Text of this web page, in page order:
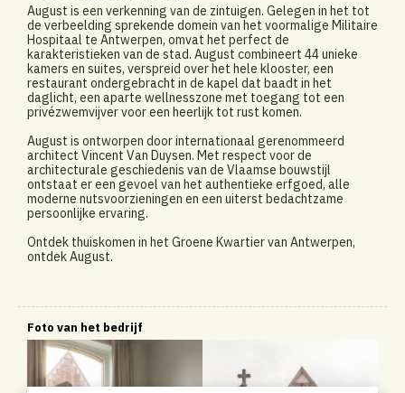
August is een verkenning van de zintuigen. Gelegen in het tot
de verbeelding sprekende domein van het voormalige Militaire
Hospitaal te Antwerpen, omvat het perfect de
karakteristieken van de stad. August combineert 44 unieke
kamers en suites, verspreid over het hele klooster, een
restaurant ondergebracht in de kapel dat baadt in het
daglicht, een aparte wellnesszone met toegang tot een
privézwemvijver voor een heerlijk tot rust komen.
August is ontworpen door internationaal gerenommeerd
architect Vincent Van Duysen. Met respect voor de
architecturale geschiedenis van de Vlaamse bouwstijl
ontstaat er een gevoel van het authentieke erfgoed, alle
moderne nutsvoorzieningen en een uiterst bedachtzame
persoonlijke ervaring.
Ontdek thuiskomen in het Groene Kwartier van Antwerpen,
ontdek August.
Foto van het bedrijf